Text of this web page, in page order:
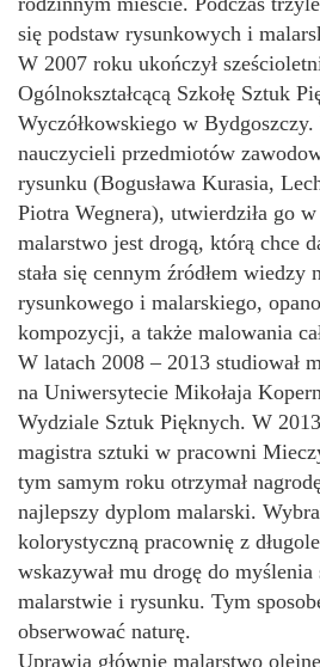
się podstaw rysunkowych i
W 2007 roku ukończył
Ogólnokształcącą Szkołę Sztuk
Wyczółkowskiego w
nauczycieli przedmiotów
rysunku (Bogusława Kurasia,
Piotra Wegnera), utwierdziła go
malarstwo jest drogą, którą chce
stała się cennym źródłem wiedzy
rysunkowego i malarskiego,
kompozycji, a także malowania
W latach 2008 – 2013 studiował
na Uniwersytecie Mikołaja
Wydziale Sztuk Pięknych. W
magistra sztuki w pracowni
tym samym roku otrzymał
najlepszy dyplom malarski.
kolorystyczną pracownię z
wskazywał mu drogę do
malarstwie i rysunku. Tym
obserwować naturę.
Uprawia głównie malarstwo